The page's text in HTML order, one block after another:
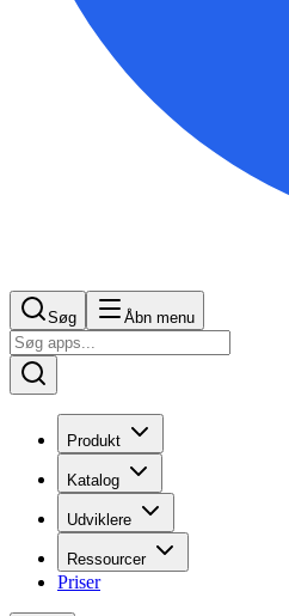
Søg Åbn menu
Produkt
Katalog
Udviklere
Ressourcer
Priser